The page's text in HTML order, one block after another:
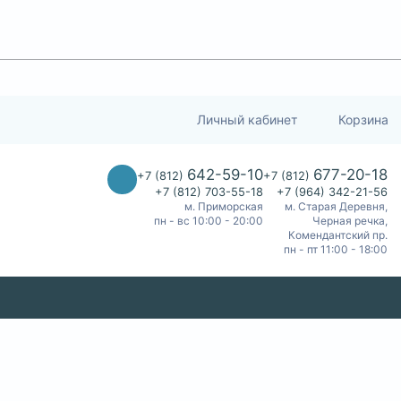
Личный кабинет Корзина
+7 (812) 642-59-10
+7 (812) 703-55-18
м. Приморская
пн - вс 10:00 - 20:00
+7 (812) 677-20-18
+7 (964) 342-21-56
м. Старая Деревня,
Черная речка,
Комендантский пр.
пн - пт 11:00 - 18:00